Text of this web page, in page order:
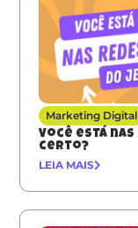
Marketing Digital
Você está
certo?
LEIA MAIS